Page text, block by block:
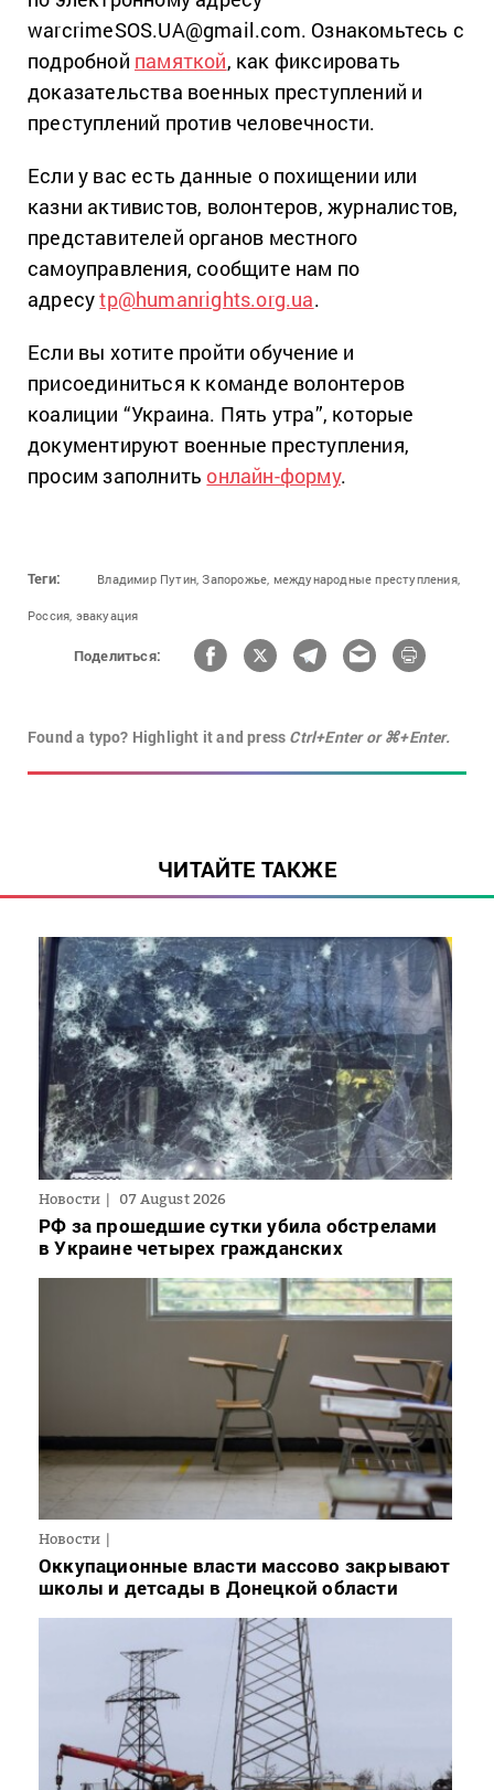
warcrimeSOS.UA@gmail.com. Ознакомьтесь с
подробной памяткой, как фиксировать
доказательства военных преступлений и
преступлений против человечности.
Если у вас есть данные о похищении или
казни активистов, волонтеров, журналистов,
представителей органов местного
самоуправления, сообщите нам по
адресуtp@humanrights.org.ua.
Если вы хотите пройти обучение и
присоединиться к команде волонтеров
коалиции “Украина. Пять утра”, которые
документируют военные преступления,
просим заполнить онлайн-форму.
Теги: Владимир Путин, Запорожье, международные преступления,
Россия, эвакуация
Поделиться:
Found a typo? Highlight it and press Ctrl+Enter or ⌘+Enter.
ЧИТАЙТЕ ТАКЖЕ
Новости 07 August 2026
РФ за прошедшие сутки убила обстрелами
в Украине четырех гражданских
Новости
Оккупационные власти массово закрывают
школы и детсады в Донецкой области